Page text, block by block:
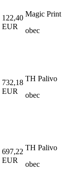
122,40
EUR
Magic Print
obec
732,18
EUR
TH Palivo
obec
697,22
EUR
TH Palivo
obec